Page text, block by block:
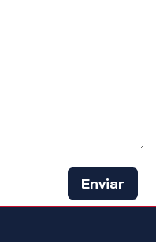
Enviar